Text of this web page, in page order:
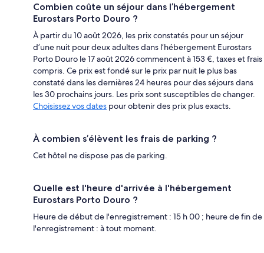
Combien coûte un séjour dans l’hébergement
Eurostars Porto Douro ?
À partir du 10 août 2026, les prix constatés pour un séjour
d’une nuit pour deux adultes dans l’hébergement Eurostars
Porto Douro le 17 août 2026 commencent à 153 €, taxes et frais
compris. Ce prix est fondé sur le prix par nuit le plus bas
constaté dans les dernières 24 heures pour des séjours dans
les 30 prochains jours. Les prix sont susceptibles de changer.
Choisissez vos dates pour obtenir des prix plus exacts.
À combien s’élèvent les frais de parking ?
Cet hôtel ne dispose pas de parking.
Quelle est l'heure d'arrivée à l'hébergement
Eurostars Porto Douro ?
Heure de début de l'enregistrement : 15 h 00 ; heure de fin de
l'enregistrement : à tout moment.